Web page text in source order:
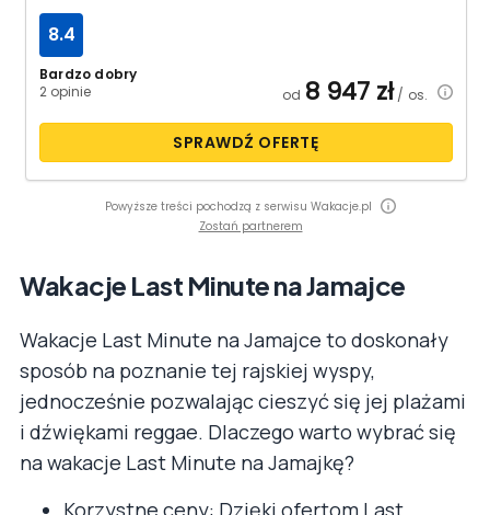
Bardzo dobry
2 opinie
8.4
od 8 947 zł/ os.
SPRAWDŹ OFERTĘ
Powyższe treści pochodzą z serwisu Wakacje.pl
Zostań partnerem
Wakacje Last Minute na Jamajce
Wakacje Last Minute na Jamajce to doskonały
sposób na poznanie tej rajskiej wyspy,
jednocześnie pozwalając cieszyć się jej plażami
i dźwiękami reggae. Dlaczego warto wybrać się
na wakacje Last Minute na Jamajkę?